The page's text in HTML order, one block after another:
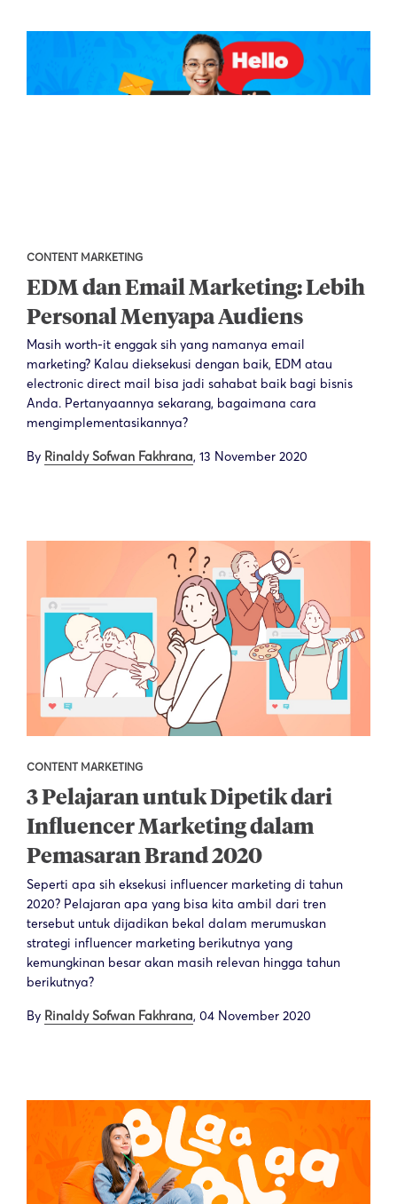
CONTENT MARKETING
EDM dan Email Marketing: Lebih
Personal Menyapa Audiens
Masih worth-it enggak sih yang namanya email
marketing? Kalau dieksekusi dengan baik, EDM atau
electronic direct mail bisa jadi sahabat baik bagi bisnis
Anda. Pertanyaannya sekarang, bagaimana cara
mengimplementasikannya?
By Rinaldy Sofwan Fakhrana, 13 November 2020
CONTENT MARKETING
3 Pelajaran untuk Dipetik dari
Influencer Marketing dalam
Pemasaran Brand 2020
Seperti apa sih eksekusi influencer marketing di tahun
2020? Pelajaran apa yang bisa kita ambil dari tren
tersebut untuk dijadikan bekal dalam merumuskan
strategi influencer marketing berikutnya yang
kemungkinan besar akan masih relevan hingga tahun
berikutnya?
By Rinaldy Sofwan Fakhrana, 04 November 2020